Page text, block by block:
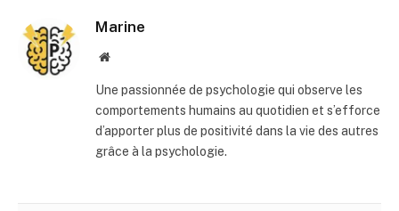
Marine
Site
Une passionnée de psychologie qui observe les
comportements humains au quotidien et s’efforce
d’apporter plus de positivité dans la vie des autres
grâce à la psychologie.